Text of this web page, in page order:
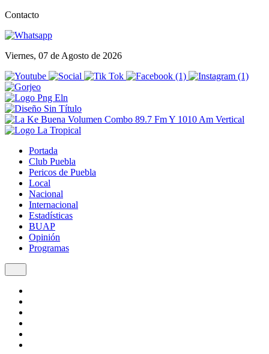
Contacto
Viernes, 07 de Agosto de 2026
Portada
Club Puebla
Pericos de Puebla
Local
Nacional
Internacional
Estadísticas
BUAP
Opinión
Programas